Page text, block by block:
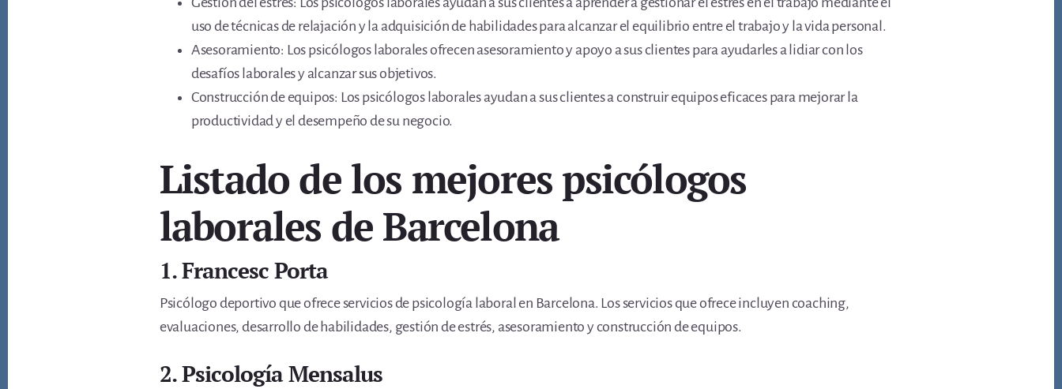
uso de técnicas de relajación y la adquisición de habilidades para alcanzar el equilibrio entre el trabajo y la vida personal.
Asesoramiento: Los psicólogos laborales ofrecen asesoramiento y apoyo a sus clientes para ayudarles a lidiar con los
desafíos laborales y alcanzar sus objetivos.
Construcción de equipos: Los psicólogos laborales ayudan a sus clientes a construir equipos eficaces para mejorar la
productividad y el desempeño de su negocio.
Listado de los mejores psicólogos
laborales de Barcelona
1. Francesc Porta
Psicólogo deportivo que ofrece servicios de psicología laboral en Barcelona. Los servicios que ofrece incluyen coaching,
evaluaciones, desarrollo de habilidades, gestión de estrés, asesoramiento y construcción de equipos.
2. Psicología Mensalus